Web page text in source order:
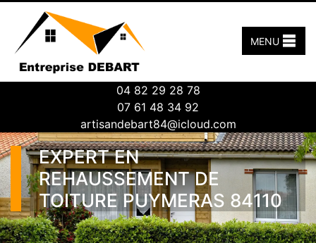
04 82 29 28 78
07 61 48 34 92
artisandebart84@icloud.com
MENU
EXPERT EN
REHAUSSEMENT DE
TOITURE PUYMERAS 84110